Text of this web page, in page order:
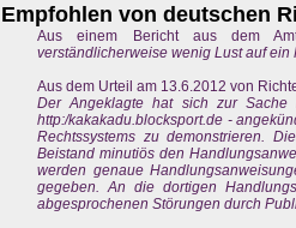
Empfohlen von deutschen
Aus einem Bericht aus dem
verständlicherweise wenig Lust auf ein
Aus dem Urteil am 13.6.2012 von
Der Angeklagte hat sich zur
http:/kakakadu.blocksport.de -
Rechtssystems zu demonstrieren.
Beistand minutiös den
werden genaue
gegeben. An die dortigen
abgesprochenen Störungen durch